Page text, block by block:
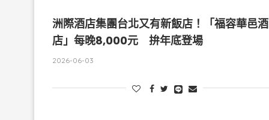
洲際酒店集團台北又有新飯店！「福容華邑酒
店」每晚8,000元 拚年底登場
2026-06-03